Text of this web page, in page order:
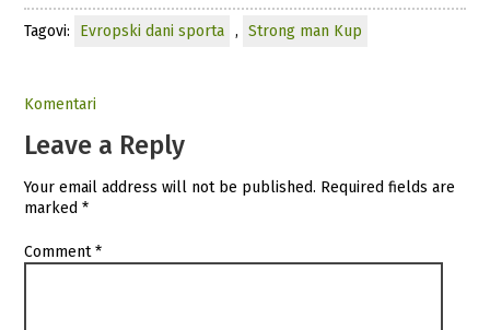
Tagovi: Evropski dani sporta , Strong man Kup
Komentari
Leave a Reply
Your email address will not be published. Required fields are
marked*
Comment*